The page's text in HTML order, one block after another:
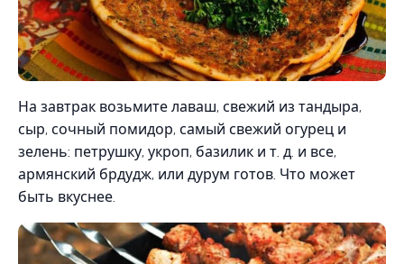
На завтрак возьмите лаваш, свежий из тандыра,
сыр, сочный помидор, самый свежий огурец и
зелень: петрушку, укроп, базилик и т. д. и все,
армянский брдудж, или дурум готов. Что может
быть вкуснее.